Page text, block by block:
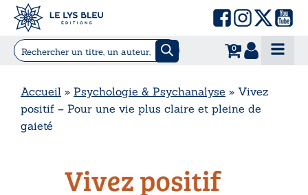
0
Accueil » Psychologie & Psychanalyse » Vivez
positif – Pour une vie plus claire et pleine de
gaieté